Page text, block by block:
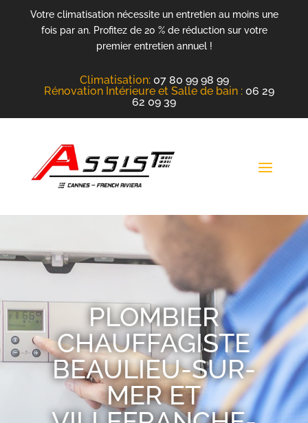
Votre climatisation nécessite un entretien au moins une
fois par an. Profitez de 20 % de réduction sur votre
premier entretien annuel !
Climatisation: 07 80 99 98 99
Rénovation Intérieure et Salle de bain : 06 29
62 09 39
PLOMBIER
CHAUFFAGISTE
BEAULIEU-SUR-
MER ET